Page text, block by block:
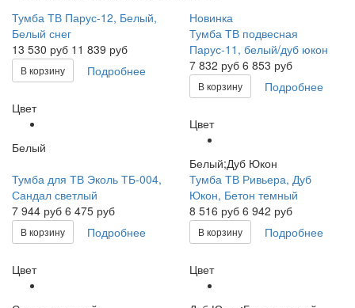
Тумба ТВ Парус-12, Белый,
Белый снег
13 530 руб 11 839 руб
В корзину Подробнее
Цвет
Белый
Новинка
Тумба ТВ подвесная
Парус-11, белый/дуб юкон
7 832 руб 6 853 руб
В корзину Подробнее
Цвет
Белый;Дуб Юкон
Тумба для ТВ Эколь ТБ-004,
Сандал светлый
7 944 руб 6 475 руб
В корзину Подробнее
Цвет
Тумба ТВ Ривьера, Дуб
Юкон, Бетон темный
8 516 руб 6 942 руб
В корзину Подробнее
Цвет